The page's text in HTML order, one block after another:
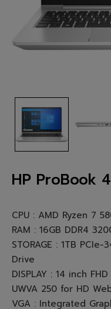
HP ProBook
CPU : AMD Ryzen 7
RAM : 16GB DDR4
STORAGE : 1TB
Drive
DISPLAY : 14 inch
UWVA 250 for HD
VGA : Integrated